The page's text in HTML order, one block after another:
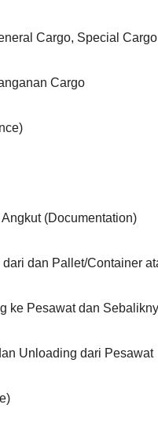
Cargo, Special Cargo
Cargo
(Documentation)
dan Pallet/Container
ke Pesawat dan
Unloading dari Pesawat